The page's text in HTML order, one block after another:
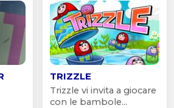
TRIZZLE
Trizzle vi invita a giocare
con le bambole...